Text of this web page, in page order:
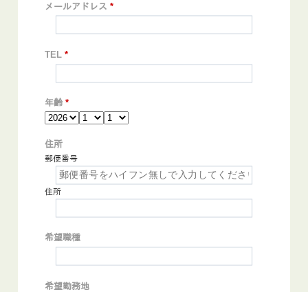
メールアドレス *
TEL *
年齢 *
住所
郵便番号
住所
希望職種
希望勤務地